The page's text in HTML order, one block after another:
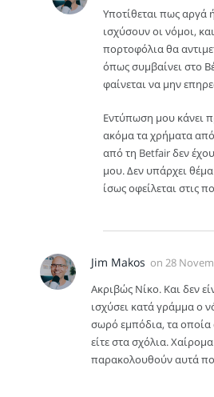
Υποτίθεται πως αργά
ισχύσουν οι νόμοι,
πορτοφόλια θα
όπως συμβαίνει στο
φαίνεται να μην
Εντύπωση μου κάνει
ακόμα τα χρήματα
από τη Betfair δεν
μου. Δεν υπάρχει
ίσως οφείλεται στις
Jim Makos on 28
Ακριβώς Νίκο. Και δεν
ισχύσει κατά γράμμα ο
σωρό εμπόδια, τα οποία
είτε στα σχόλια.
παρακολουθούν αυτά